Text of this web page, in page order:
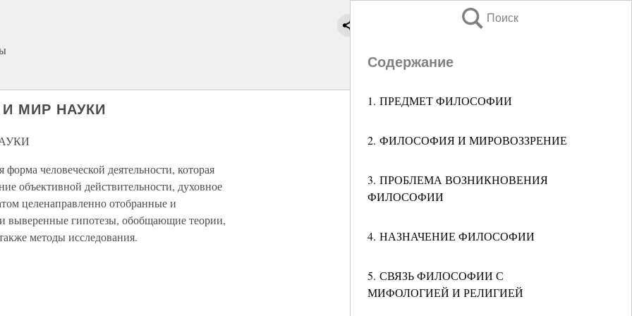
Поиск
Содержание
1. ПРЕДМЕТ ФИЛОСОФИИ
2. ФИЛОСОФИЯ И МИРОВОЗЗРЕНИЕ
3. ПРОБЛЕМА ВОЗНИКНОВЕНИЯ
ФИЛОСОФИИ
4. НАЗНАЧЕНИЕ ФИЛОСОФИИ
5. СВЯЗЬ ФИЛОСОФИИ С
МИФОЛОГИЕЙ И РЕЛИГИЕЙ
МИР НАУКИ
человеческой деятельности, которая
объективной действительности, духовное
целенаправленно отобранные и
выверенные гипотезы, обобщающие теории,
методы исследования.